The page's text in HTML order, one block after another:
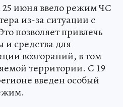
25 июня ввело режим ЧС
из-за ситуации с
позволяет привлечь
средства для
возгораний, в том
территории. С 19
введен особый